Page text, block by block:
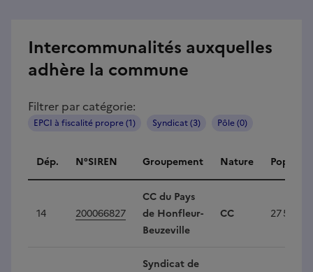
Intercommunalités auxquelles
adhère la commune
Filtrer par catégorie:
EPCI à fiscalité propre (1) Syndicat (3) Pôle (0)
Intercommunalités
Dép. N°SIREN Groupement Nature
14 200066827
CC du Pays
de Honfleur-
Beuzeville
CC 27 523
Syndicat de